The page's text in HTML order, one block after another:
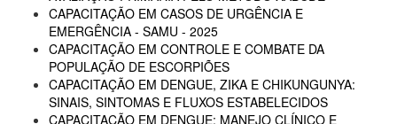
CAPACITAÇÃO EM CASOS DE URGÊNCIA E
EMERGÊNCIA - SAMU - 2025
CAPACITAÇÃO EM CONTROLE E COMBATE DA
POPULAÇÃO DE ESCORPIÕES
CAPACITAÇÃO EM DENGUE, ZIKA E CHIKUNGUNYA:
SINAIS, SINTOMAS E FLUXOS ESTABELECIDOS
CAPACITAÇÃO EM DENGUE: MANEJO CLÍNICO E